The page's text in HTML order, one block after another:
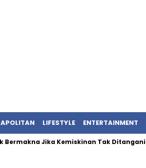
LIFESTYLE ENTERTAINMENT
Bermakna Jika Kemiskinan Tak Ditangani